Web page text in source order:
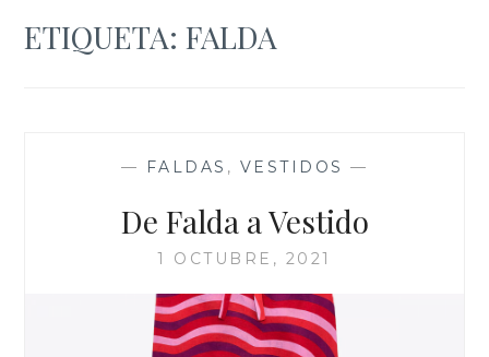
ETIQUETA:FALDA
— FALDAS , VESTIDOS —
De Falda a Vestido
1 OCTUBRE, 2021